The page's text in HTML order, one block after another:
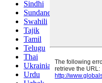
Sindhi
Sundanese
Swahili
Tajik
Tamil
Telugu
Thai
Ukrainian
Urdu